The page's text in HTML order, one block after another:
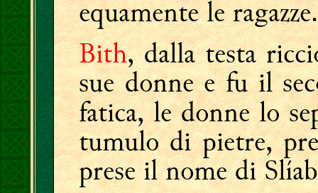
equamente le ragazze.
Bith, dalla testa
sue donne e fu il
fatica, le donne lo
tumulo di pietre,
prese il nome di